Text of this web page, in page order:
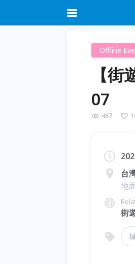
Offline
【
07
467
台
地
街